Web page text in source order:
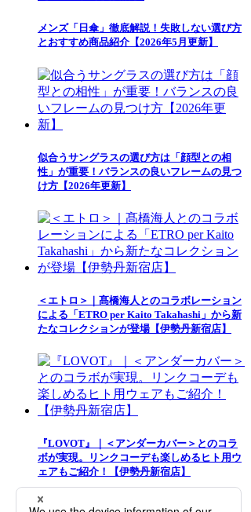
メンズ「日傘」徹底解説！失敗しない選び方
とおすすめ商品紹介【2026年5月更新】
似合うサングラスの選び方は「顔型との相
性」が重要！バランスの良いフレームの見つ
け方【2026年更新】
＜エトロ＞｜髙橋海人とのコラボレーション
による「ETRO per Kaito Takahashi」から新
たなコレクションが登場【伊勢丹新宿店】
『LOVOT』｜＜アンダーカバー＞とのコラ
ボが実現。リンクコーデも楽しめるヒト用ウ
ェアもご紹介！【伊勢丹新宿店】